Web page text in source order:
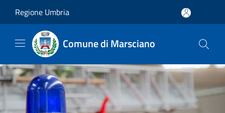
Regione Umbria
Comune di Marsciano